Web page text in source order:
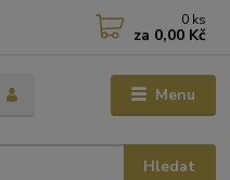
Menu
Hledat
0 ks
za 0,00 Kč